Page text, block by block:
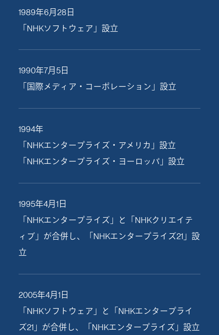
1989年6月28日
「NHKソフトウェア」設立
1990年7月5日
「国際メディア・コーポレーション」設立
1994年
「NHKエンタープライズ・アメリカ」設立
「NHKエンタープライズ・ヨーロッパ」設立
1995年4月1日
「NHKエンタープライズ」と「NHKクリエイテ
ィブ」が合併し、「NHKエンタープライズ21」設
立
2005年4月1日
「NHKソフトウェア」と「NHKエンタープライ
ズ21」が合併し、「NHKエンタープライズ」設立